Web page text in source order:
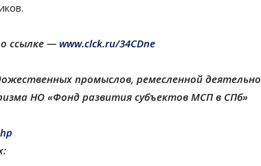
ссылке — www.clck.ru/34CDne
промыслов, ремесленной
НО «Фонд развития субъектов МСП в СПб»